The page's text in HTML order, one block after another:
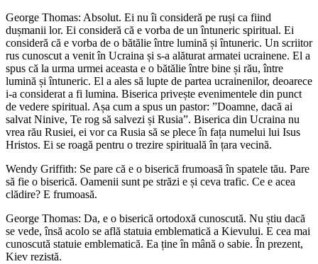
George Thomas: Absolut. Ei nu îi consideră pe ruși ca fiind
dușmanii lor. Ei consideră că e vorba de un întuneric spiritual. Ei
consideră că e vorba de o bătălie între lumină și întuneric. Un scriitor
rus cunoscut a venit în Ucraina și s-a alăturat armatei ucrainene. El a
spus că la urma urmei aceasta e o bătălie între bine și rău, între
lumină și întuneric. El a ales să lupte de partea ucrainenilor, deoarece
i-a considerat a fi lumina. Biserica privește evenimentele din punct
de vedere spiritual. Așa cum a spus un pastor: ”Doamne, dacă ai
salvat Ninive, Te rog să salvezi și Rusia”. Biserica din Ucraina nu
vrea rău Rusiei, ei vor ca Rusia să se plece în fața numelui lui Isus
Hristos. Ei se roagă pentru o trezire spirituală în țara vecină.
Wendy Griffith: Se pare că e o biserică frumoasă în spatele tău. Pare
să fie o biserică. Oamenii sunt pe străzi e și ceva trafic. Ce e acea
clădire? E frumoasă.
George Thomas: Da, e o biserică ortodoxă cunoscută. Nu știu dacă
se vede, însă acolo se află statuia emblematică a Kievului. E cea mai
cunoscută statuie emblematică. Ea ține în mână o sabie. În prezent,
Kiev rezistă.